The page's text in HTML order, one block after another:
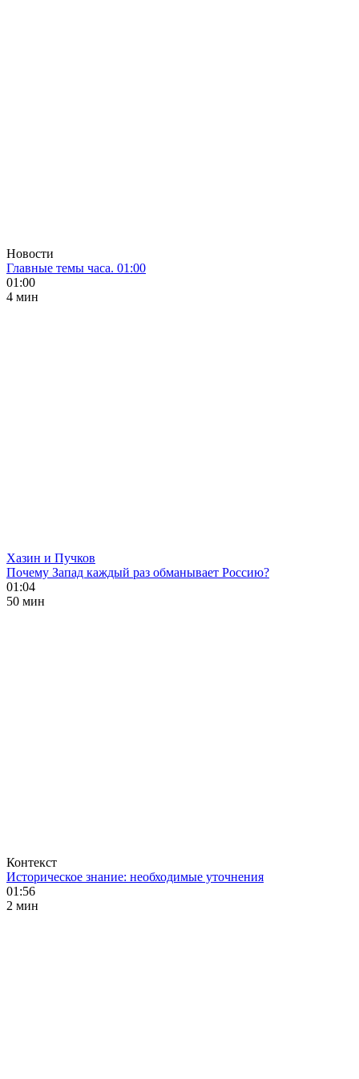
Новости
Главные темы часа. 01:00
01:00
4 мин
Хазин и Пучков
Почему Запад каждый раз обманывает Россию?
01:04
50 мин
Контекст
Историческое знание: необходимые уточнения
01:56
2 мин